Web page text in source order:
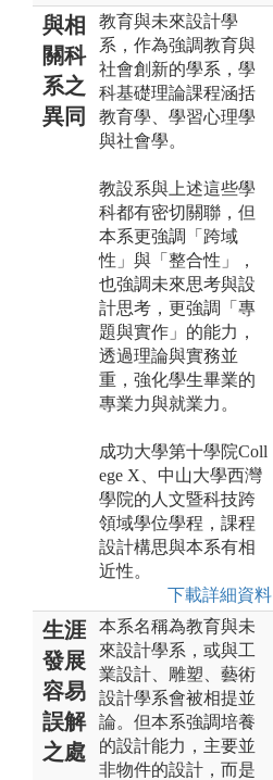
與相
關科
系之
異同
教育與未來設計學
系，作為強調教育與
社會創新的學系，學
科基礎理論課程涵括
教育學、學習心理學
與社會學。
教設系與上述這些學
科都有密切關聯，但
本系更強調「跨域
性」與「整合性」，
也強調未來思考與設
計思考，更強調「專
題與實作」的能力，
透過理論與實務並
重，強化學生畢業的
專業力與就業力。
成功大學第十學院Coll
ege X、中山大學西灣
學院的人文暨科技跨
領域學位學程，課程
設計構思與本系有相
近性。
下載詳細資料
生涯
發展
容易
誤解
之處
本系名稱為教育與未
來設計學系，或與工
業設計、雕塑、藝術
設計學系會被相提並
論。但本系強調培養
的設計能力，主要並
非物件的設計，而是